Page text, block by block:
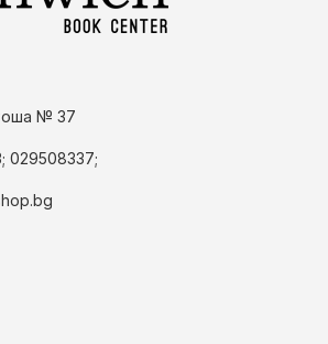
№ 37
029508337;